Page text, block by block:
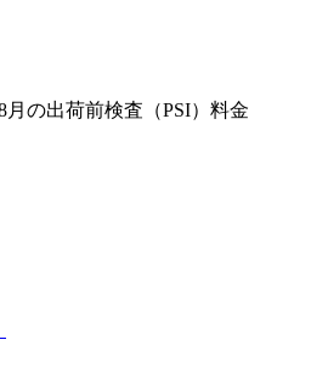
月の出荷前検査（PSI）料金